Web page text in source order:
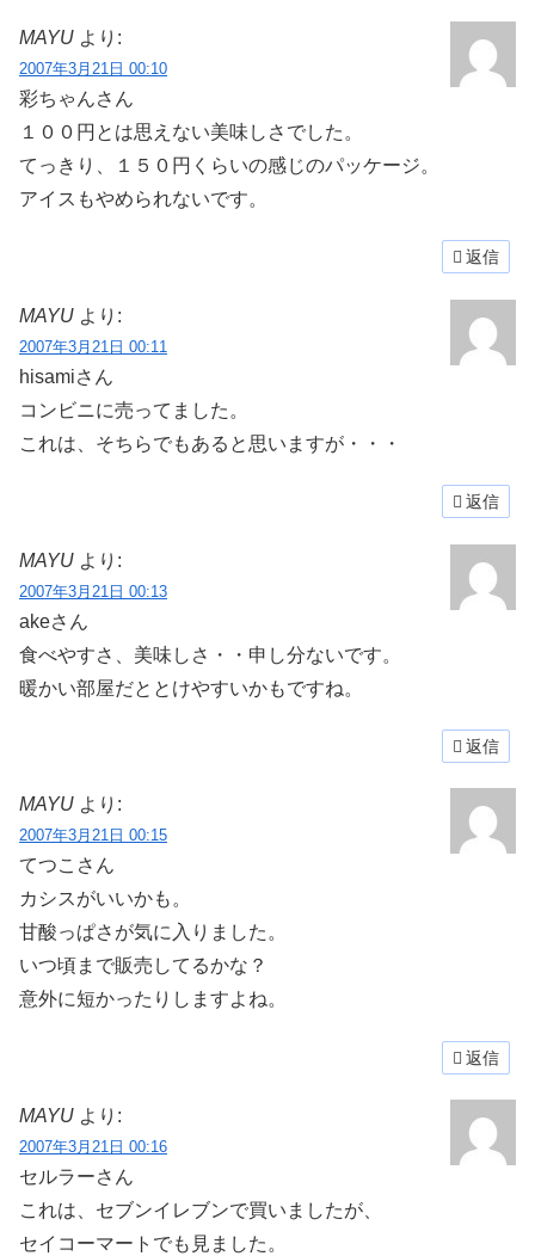
MAYU より:
2007年3月21日 00:10
彩ちゃんさん
１００円とは思えない美味しさでした。
てっきり、１５０円くらいの感じのパッケージ。
アイスもやめられないです。
返信
MAYU より:
2007年3月21日 00:11
hisamiさん
コンビニに売ってました。
これは、そちらでもあると思いますが・・・
返信
MAYU より:
2007年3月21日 00:13
akeさん
食べやすさ、美味しさ・・申し分ないです。
暖かい部屋だととけやすいかもですね。
返信
MAYU より:
2007年3月21日 00:15
てつこさん
カシスがいいかも。
甘酸っぱさが気に入りました。
いつ頃まで販売してるかな？
意外に短かったりしますよね。
返信
MAYU より:
2007年3月21日 00:16
セルラーさん
これは、セブンイレブンで買いましたが、
セイコーマートでも見ました。